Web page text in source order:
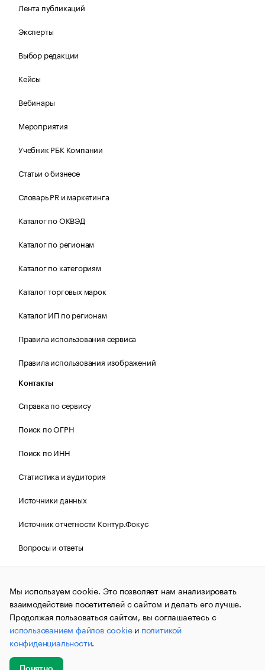
Лента публикаций
Эксперты
Выбор редакции
Кейсы
Вебинары
Мероприятия
Учебник РБК Компании
Статьи о бизнесе
Словарь PR и маркетинга
Каталог по ОКВЭД
Каталог по регионам
Каталог по категориям
Каталог торговых марок
Каталог ИП по регионам
Правила использования сервиса
Правила использования изображений
Контакты
Справка по сервису
Поиск по ОГРН
Поиск по ИНН
Статистика и аудитория
Источники данных
Источник отчетности Контур.Фокус
Вопросы и ответы
Политика Cookies РБК
Контактная информация
Редакция
Рассылка РБК Новости
Информация об ограничениях
Мы используем cookie. Это позволяет нам анализировать
взаимодействие посетителей с сайтом и делать его лучше.
Продолжая пользоваться сайтом, вы соглашаетесь с
использованием файлов cookieи политикой
конфиденциальности.